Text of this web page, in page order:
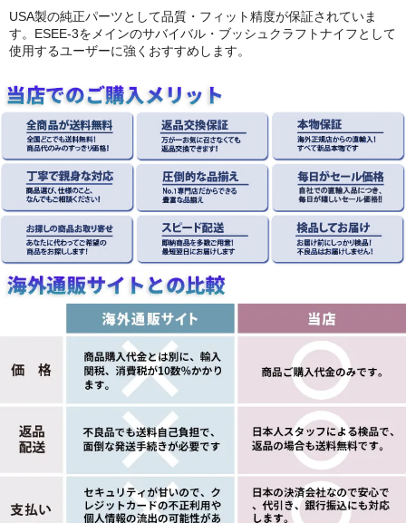
USA製の純正パーツとして品質・フィット精度が保証されていま
す。ESEE-3をメインのサバイバル・ブッシュクラフトナイフとして
使用するユーザーに強くおすすめします。